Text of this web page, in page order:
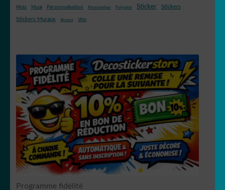
Moto Mural Personnalisation Personnaliser Polyester Sticker Stickers
Stickers Muraux Versace Vélo
Programme fidélité